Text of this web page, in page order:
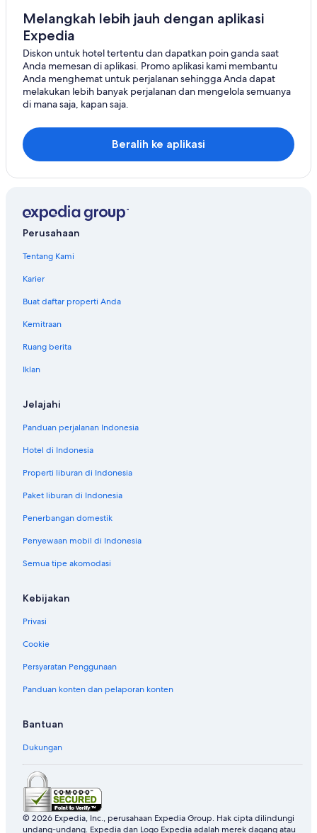
Kabin di Perkemahan Cole
Hotel di Sikeston
Motel di St. Louis
Melangkah lebih jauh dengan aplikasi
Expedia
Diskon untuk hotel tertentu dan dapatkan poin ganda saat
Anda memesan di aplikasi. Promo aplikasi kami membantu
Anda menghemat untuk perjalanan sehingga Anda dapat
melakukan lebih banyak perjalanan dan mengelola semuanya
di mana saja, kapan saja.
Beralih ke aplikasi
Perusahaan
Tentang Kami
Karier
Buat daftar properti Anda
Kemitraan
Ruang berita
Iklan
Jelajahi
Panduan perjalanan Indonesia
Hotel di Indonesia
Properti liburan di Indonesia
Paket liburan di Indonesia
Penerbangan domestik
Penyewaan mobil di Indonesia
Semua tipe akomodasi
Kebijakan
Privasi
Cookie
Persyaratan Penggunaan
Panduan konten dan pelaporan konten
Bantuan
Dukungan
© 2026 Expedia, Inc., perusahaan Expedia Group. Hak cipta dilindungi
undang-undang. Expedia dan Logo Expedia adalah merek dagang atau